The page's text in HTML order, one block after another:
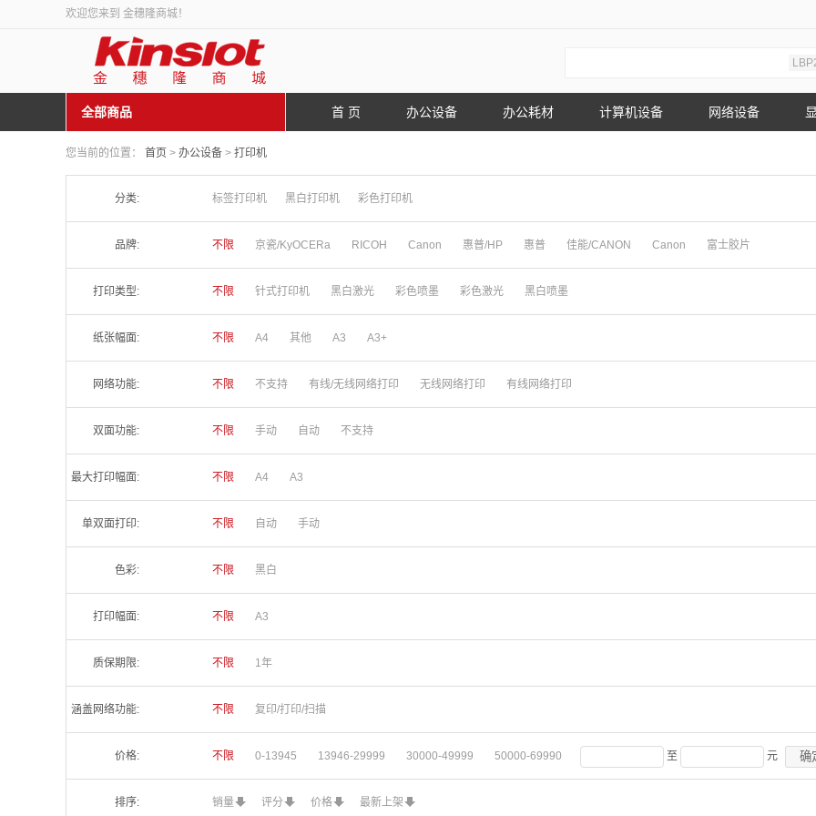
欢迎您来到 金穗隆商城！
全部商品 首 页 办公设备 办公耗材 计算机设备 网络设备
您当前的位置： 首页 > 办公设备 > 打印机
分类: 标签打印机 黑白打印机 彩色打印机
品牌: 不限 京瓷/KyOCERa RICOH Canon 惠普/HP 惠普 佳能/CANON Canon 富士胶片
打印类型: 不限 针式打印机 黑白激光 彩色喷墨 彩色激光 黑白喷墨
纸张幅面: 不限 A4 其他 A3 A3+
网络功能: 不限 不支持 有线/无线网络打印 无线网络打印 有线网络打印
双面功能: 不限 手动 自动 不支持
最大打印幅面: 不限 A4 A3
单双面打印: 不限 自动 手动
色彩: 不限 黑白
打印幅面: 不限 A3
质保期限: 不限 1年
涵盖网络功能: 不限 复印/打印/扫描
价格: 不限 0-13945 13946-29999 30000-49999 50000-69990 至 元 确
排序: 销量 评分 价格 最新上架